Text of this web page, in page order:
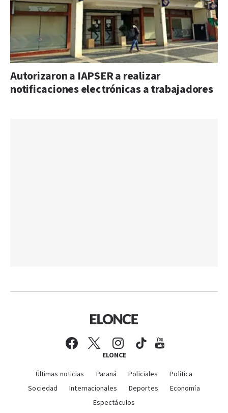
Autorizaron a IAPSER a realizar
notificaciones electrónicas a trabajadores
ELONCE
Últimas noticias Paraná Policiales
Política
Sociedad
Internacionales Deportes
Economía
Espectáculos